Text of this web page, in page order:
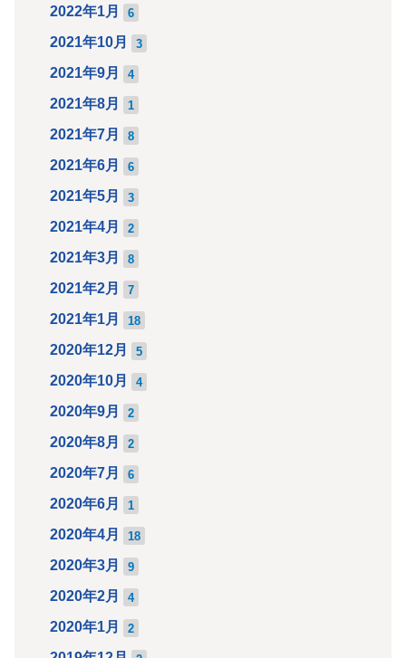
2022年1月 6
2021年10月 3
2021年9月 4
2021年8月 1
2021年7月 8
2021年6月 6
2021年5月 3
2021年4月 2
2021年3月 8
2021年2月 7
2021年1月 18
2020年12月 5
2020年10月 4
2020年9月 2
2020年8月 2
2020年7月 6
2020年6月 1
2020年4月 18
2020年3月 9
2020年2月 4
2020年1月 2